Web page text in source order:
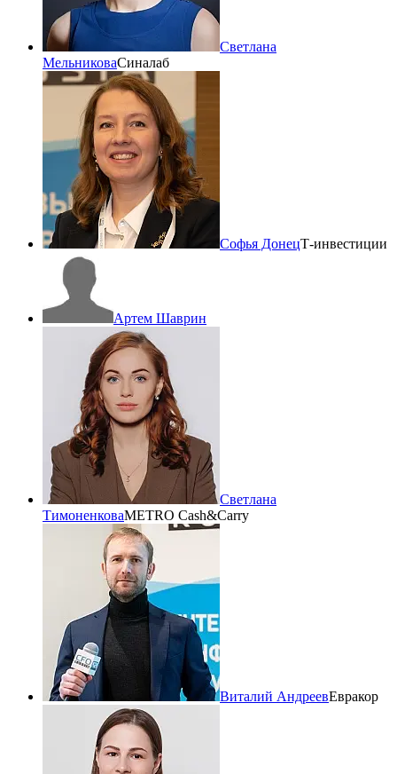
Светлана
МельниковаСиналаб
Софья ДонецТ-инвестиции
Артем Шаврин
Светлана
ТимоненковаMETRO Cash&Carry
Виталий АндреевЕвракор